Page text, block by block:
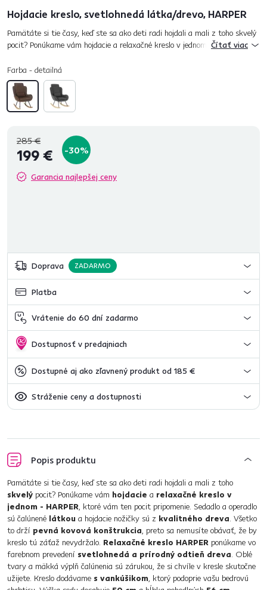
Hojdacie kreslo, svetlohnedá látka/drevo, HARPER
Pamätáte si tie časy, keď ste sa ako deti radi hojdali a mali z toho skvelý
pocit? Ponúkame vám hojdacie a relaxačné kreslo v jednom - HARPER,
Čítať viac
Farba - detailná
285 €
199 € -30%
Garancia najlepšej ceny
Doprava ZADARMO
Platba
Vrátenie do 60 dní zadarmo
Dostupnosť v predajniach
Dostupné aj ako zľavnený produkt od 185 €
Stráženie ceny a dostupnosti
Popis produktu
Pamätáte si tie časy, keď ste sa ako deti radi hojdali a mali z toho
skvelý pocit? Ponúkame vám hojdacie a relaxačné kreslo v
jednom - HARPER, ktoré vám ten pocit pripomenie. Sedadlo a operadlo
sú čalúnené látkou a hojdacie nožičky sú z kvalitného dreva. Všetko
to drží pevná kovová konštrukcia, preto sa nemusíte obávať, že by
kreslo tú záťaž nevydržalo. Relaxačné kreslo HARPER ponúkame vo
farebnom prevedení svetlohnedá a prírodný odtieň dreva. Oblé
tvary a mäkká výplň čalúnenia sú zárukou, že si chvíle v kresle skutočne
užijete. Kreslo dodávame s vankúšikom, ktorý podoprie vašu bedrovú